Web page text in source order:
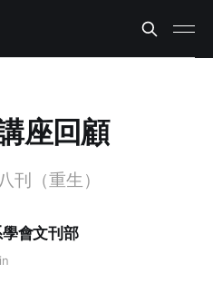
座回顧
刊（重生）
會文刊部